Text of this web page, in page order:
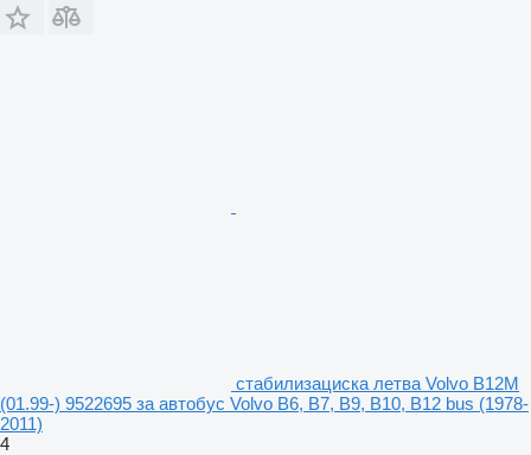
стабилизациска летва Volvo B12M
(01.99-) 9522695 за автобус Volvo B6, B7, B9, B10, B12 bus (1978-
2011)
4